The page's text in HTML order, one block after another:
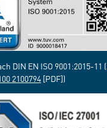
DIN EN ISO 9001:2015-11
2100794 [PDF])